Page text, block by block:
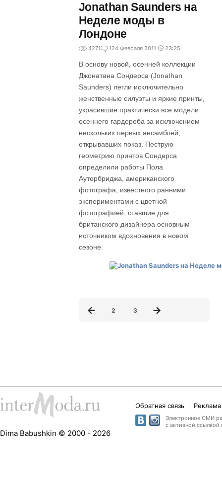
Jonathan Saunders на
Неделе моды в
Лондоне
4271 124 Февраля 2011 23:25
В основу новой, осенней коллекции
Джонатана Сондерса (Jonathan
Saunders) легли исключительно
женственные силуэты и яркие принты,
украсившие практически все модели
осеннего гардероба за исключением
нескольких первых ансамблей,
открывавших показ. Пеструю
геометрию принтов Сондерса
определили работы Пола
Аутербриджа, американского
фотографа, известного ранними
экспериментами с цветной
фотографией, ставшие для
британского дизайнера основным
источником вдохновения в новом
сезоне.
2 3
Dima Babushkin © 2000 - 2026
Обратная связь
Электронное СМИ
с активной ссылкой